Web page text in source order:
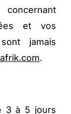
et vos
jamais
.
3 à 5 jours